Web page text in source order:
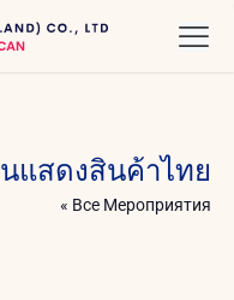
แสดงสินค้าไทย
« Все Мероприятия